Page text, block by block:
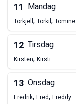
11 Mandag
Torkjell, Torkil, Tomine
12 Tirsdag
Kirsten, Kirsti
13 Onsdag
Fredrik, Fred, Freddy